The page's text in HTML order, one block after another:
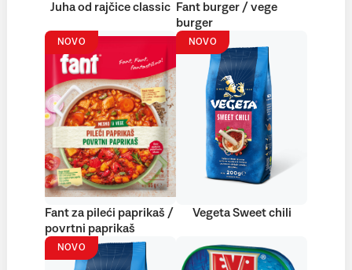
Juha od rajčice classic
Fant burger / vege
burger
NOVO
Fant za pileći paprikaš /
povrtni paprikaš
NOVO
Vegeta Sweet chili
NOVO